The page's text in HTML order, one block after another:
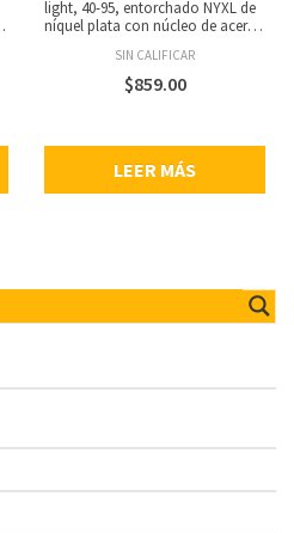
light, 40-95, entorchado NYXL de
níquel plata con núcleo de acero
amplio y gran respuesta
armónica, se adapta a bajos de
escala súper larga, bajos
acentuados, calibres: .045, .065,
SIN CALIFICAR
$859.00
LEER MÁS